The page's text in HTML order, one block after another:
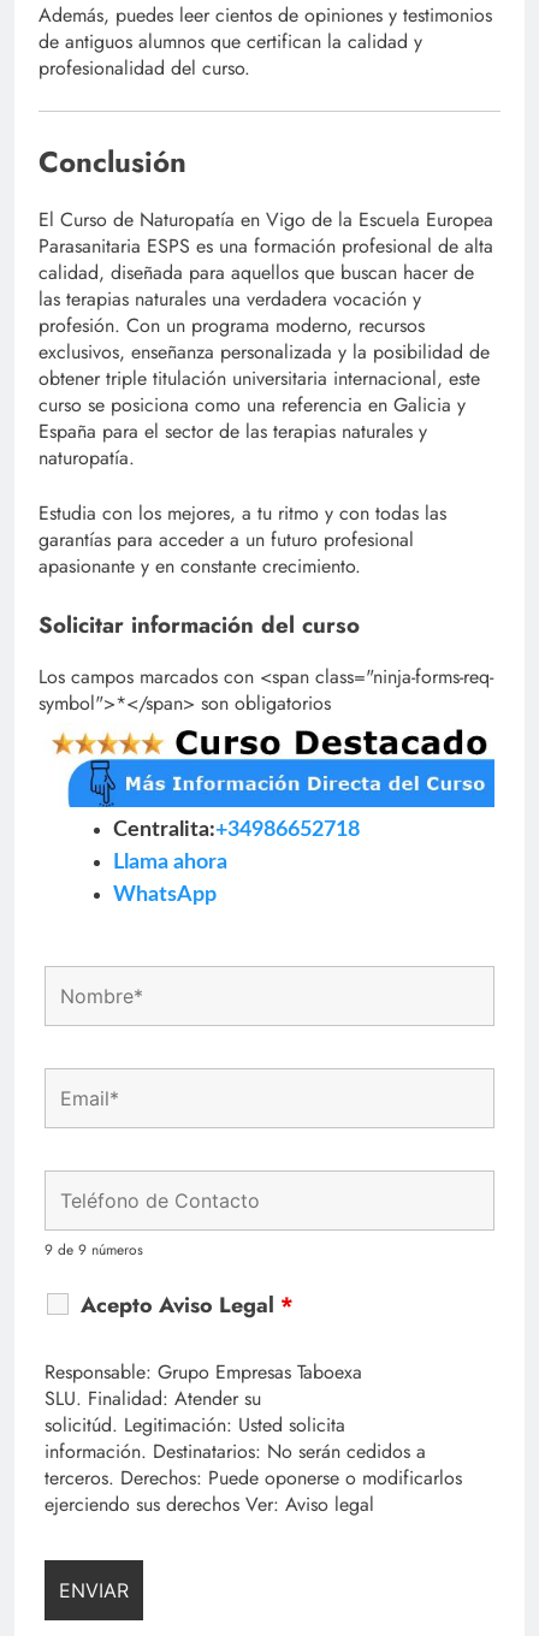
Además, puedes leer cientos de opiniones y testimonios
de antiguos alumnos que certifican la calidad y
profesionalidad del curso.
Conclusión
El Curso de Naturopatía en Vigo de la Escuela Europea
Parasanitaria ESPS es una formación profesional de alta
calidad, diseñada para aquellos que buscan hacer de
las terapias naturales una verdadera vocación y
profesión. Con un programa moderno, recursos
exclusivos, enseñanza personalizada y la posibilidad de
obtener triple titulación universitaria internacional, este
curso se posiciona como una referencia en Galicia y
España para el sector de las terapias naturales y
naturopatía.
Estudia con los mejores, a tu ritmo y con todas las
garantías para acceder a un futuro profesional
apasionante y en constante crecimiento.
Solicitar información del curso
Los campos marcados con <span class="ninja-forms-req-
symbol">*</span> son obligatorios
Centralita:+34986652718
Llama ahora
WhatsApp
9 de 9 números
Acepto Aviso Legal *
Responsable: Grupo Empresas Taboexa
SLU. Finalidad: Atender su
solicitúd. Legitimación: Usted solicita
información. Destinatarios: No serán cedidos a
terceros. Derechos: Puede oponerse o modificarlos
ejerciendo sus derechos Ver: Aviso legal